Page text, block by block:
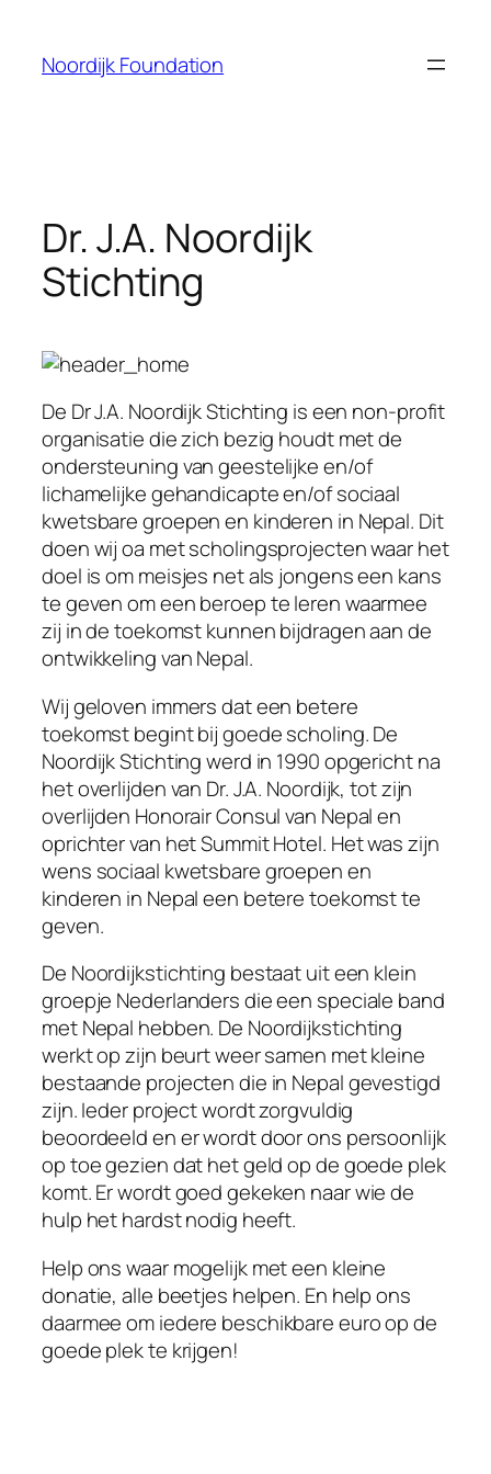
content
Noordijk Foundation
Dr. J.A. Noordijk
Stichting
De Dr J.A. Noordijk Stichting is een non-profit
organisatie die zich bezig houdt met de
ondersteuning van geestelijke en/of
lichamelijke gehandicapte en/of sociaal
kwetsbare groepen en kinderen in Nepal. Dit
doen wij oa met scholingsprojecten waar het
doel is om meisjes net als jongens een kans
te geven om een beroep te leren waarmee
zij in de toekomst kunnen bijdragen aan de
ontwikkeling van Nepal.
Wij geloven immers dat een betere
toekomst begint bij goede scholing. De
Noordijk Stichting werd in 1990 opgericht na
het overlijden van Dr. J.A. Noordijk, tot zijn
overlijden Honorair Consul van Nepal en
oprichter van het Summit Hotel. Het was zijn
wens sociaal kwetsbare groepen en
kinderen in Nepal een betere toekomst te
geven.
De Noordijkstichting bestaat uit een klein
groepje Nederlanders die een speciale band
met Nepal hebben. De Noordijkstichting
werkt op zijn beurt weer samen met kleine
bestaande projecten die in Nepal gevestigd
zijn. Ieder project wordt zorgvuldig
beoordeeld en er wordt door ons persoonlijk
op toe gezien dat het geld op de goede plek
komt. Er wordt goed gekeken naar wie de
hulp het hardst nodig heeft.
Help ons waar mogelijk met een kleine
donatie, alle beetjes helpen. En help ons
daarmee om iedere beschikbare euro op de
goede plek te krijgen!